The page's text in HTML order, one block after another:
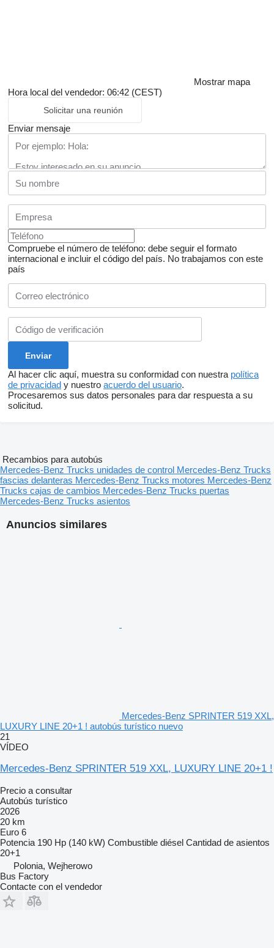
Mostrar mapa
Hora local del vendedor: 06:42 (CEST)
Solicitar una reunión
Enviar mensaje
Compruebe el número de teléfono: debe seguir el formato
internacional e incluir el código del país. No trabajamos con este
país
Al hacer clic aquí, muestra su conformidad con nuestra política
de privacidad y nuestro acuerdo del usuario.
Procesaremos sus datos personales para dar respuesta a su
solicitud.
Anuncios similares
Mercedes-Benz SPRINTER 519 XXL,
LUXURY LINE 20+1 ! autobús turístico nuevo
21
VÍDEO
Mercedes-Benz SPRINTER 519 XXL, LUXURY LINE 20+1 !
Precio a consultar
Autobús turístico
2026
20 km
Euro 6
Potencia 190 Hp (140 kW) Combustible diésel Cantidad de asientos
20+1
Polonia, Wejherowo
Bus Factory
Contacte con el vendedor
Recambios para autobús
Mercedes-Benz Trucks unidades de control Mercedes-Benz Trucks
fascias delanteras Mercedes-Benz Trucks motores Mercedes-Benz
Trucks cajas de cambios Mercedes-Benz Trucks puertas
Mercedes-Benz Trucks asientos